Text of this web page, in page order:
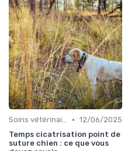
Soins vétérinaires pour chiens de chasse • 12/06/2025
Temps cicatrisation point de
suture chien : ce que vous